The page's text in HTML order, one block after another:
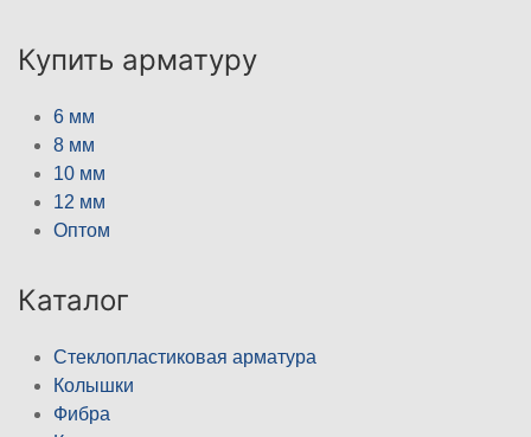
Купить арматуру
6 мм
8 мм
10 мм
12 мм
Оптом
Каталог
Стеклопластиковая арматура
Колышки
Фибра